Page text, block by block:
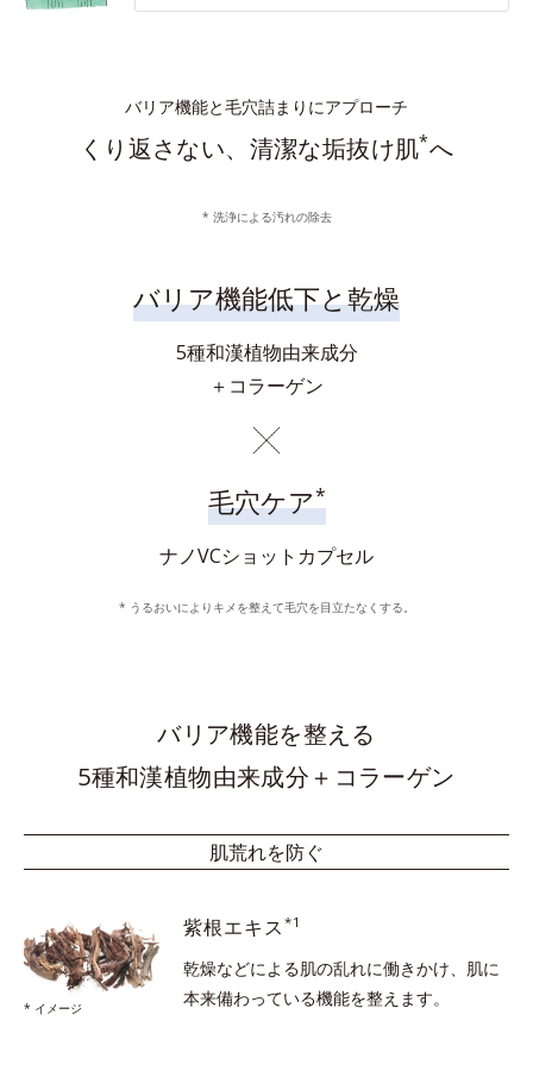
バリア機能と毛穴詰まりにアプローチ
くり返さない、清潔な垢抜け肌*へ
* 洗浄による汚れの除去
バリア機能低下と乾燥
5種和漢植物由来成分
＋コラーゲン
毛穴ケア*
ナノVCショットカプセル
* うるおいによりキメを整えて毛穴を目立たなくする。
バリア機能を整える
5種和漢植物由来成分＋コラーゲン
肌荒れを防ぐ
* イメージ
紫根エキス *1
乾燥などによる肌の乱れに働きかけ、 肌に
本来備わっている機能を整えます。